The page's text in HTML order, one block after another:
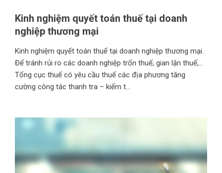
Kinh nghiệm quyết toán thuế tại doanh
nghiệp thương mại
Kinh nghiệm quyết toán thuế tại doanh nghiệp thương mại.
Để tránh rủi ro các doanh nghiệp trốn thuế, gian lận thuế,…
Tổng cục thuế có yêu cầu thuế các địa phương tăng
cường công tác thanh tra – kiểm t...